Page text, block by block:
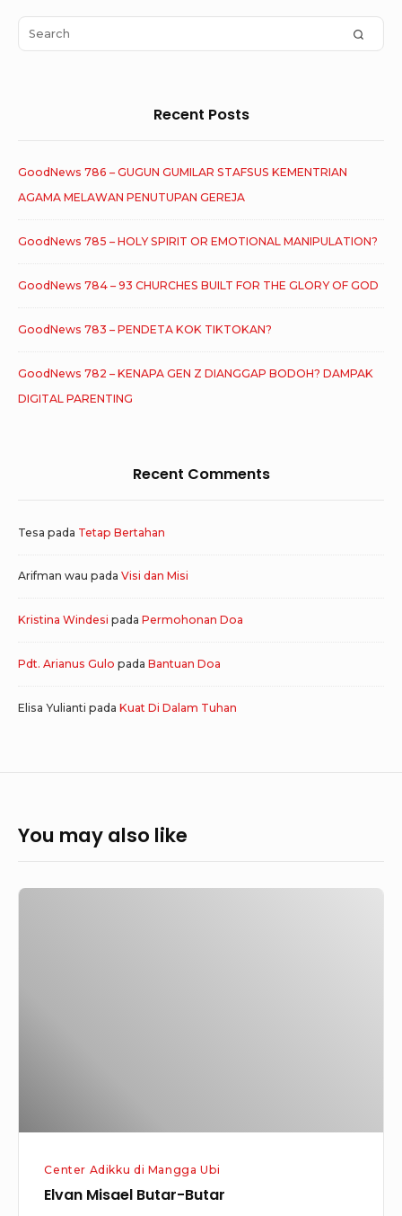
Area
Search
for:
Recent Posts
GoodNews 786 – GUGUN GUMILAR STAFSUS KEMENTRIAN
AGAMA MELAWAN PENUTUPAN GEREJA
GoodNews 785 – HOLY SPIRIT OR EMOTIONAL MANIPULATION?
GoodNews 784 – 93 CHURCHES BUILT FOR THE GLORY OF GOD
GoodNews 783 – PENDETA KOK TIKTOKAN?
GoodNews 782 – KENAPA GEN Z DIANGGAP BODOH? DAMPAK
DIGITAL PARENTING
Recent Comments
Tesa pada Tetap Bertahan
Arifman wau pada Visi dan Misi
Kristina Windesi pada Permohonan Doa
Pdt. Arianus Gulo pada Bantuan Doa
Elisa Yulianti pada Kuat Di Dalam Tuhan
You may also like
Center Adikku di Mangga Ubi
Elvan Misael Butar-Butar